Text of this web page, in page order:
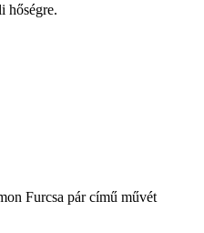
hőségre.
Furcsa pár című művét